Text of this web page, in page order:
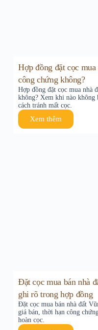
Hợp đồng đặt cọc
công chứng không?
Hợp đồng đặt cọc mua nhà
không? Xem khi nào không
cách tránh mất cọc.
Xem thêm
Đặt cọc mua bán nhà
ghi rõ trong hợp đồng
Đặt cọc mua bán nhà đất
giá bán, thời hạn công
hoàn cọc.